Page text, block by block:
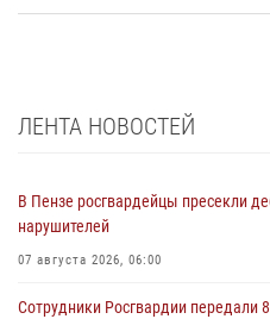
ЛЕНТА НОВОСТЕЙ
В Пензе росгвардейцы пресекли
нарушителей
07 августа 2026, 06:00
Сотрудники Росгвардии передали